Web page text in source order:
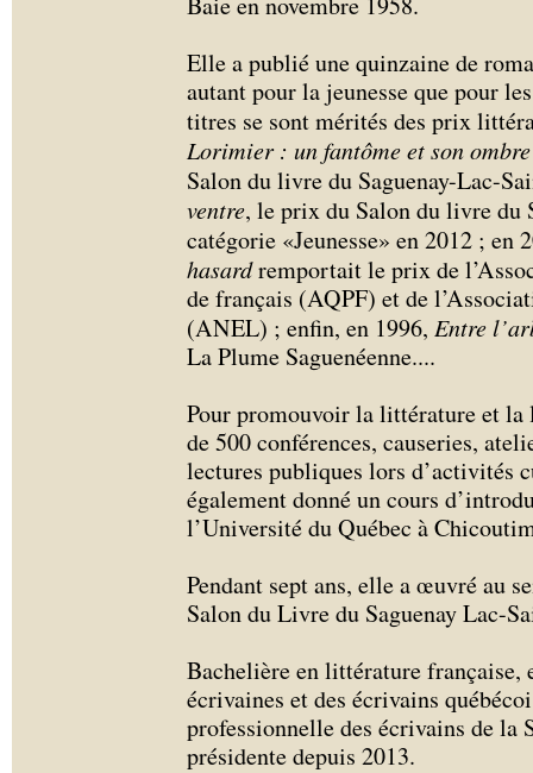
Elle a publié une quinzaine de
autant pour la jeunesse que pour
titres se sont mérités des prix
Lorimier : un fantôme et son ombre
Salon du livre du Saguenay-Lac-
ventre, le prix du Salon du livre du
catégorie «Jeunesse» en 2012 ; en
hasardremportait le prix de
de français (AQPF) et de
(ANEL) ; enfin, en 1996, Entre
La Plume Saguenéenne....
Pour promouvoir la littérature et la
de 500 conférences, causeries,
lectures publiques lors d’activités
également donné un cours
l’Université du Québec à
Pendant sept ans, elle a œuvré au
Salon du Livre du Saguenay Lac-
Bachelière en littérature française,
écrivaines et des écrivains
professionnelle des écrivains de la
présidente depuis 2013.